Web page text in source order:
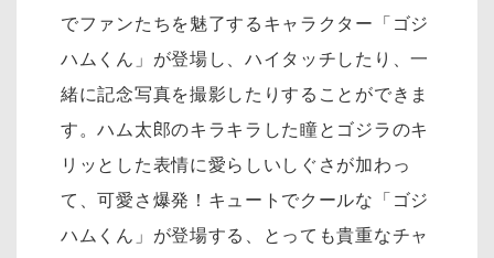
でファンたちを魅了するキャラクター「ゴジ
ハムくん」が登場し、ハイタッチしたり、一
緒に記念写真を撮影したりすることができま
す。ハム太郎のキラキラした瞳とゴジラのキ
リッとした表情に愛らしいしぐさが加わっ
て、可愛さ爆発！キュートでクールな「ゴジ
ハムくん」が登場する、とっても貴重なチャ